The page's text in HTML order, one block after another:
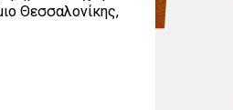
Θεσσαλονίκης,